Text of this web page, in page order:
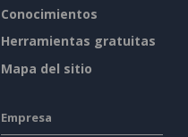
Conocimientos
Herramientas gratuitas
Mapa del sitio
Empresa